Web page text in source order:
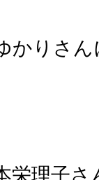
りさん
栄理子